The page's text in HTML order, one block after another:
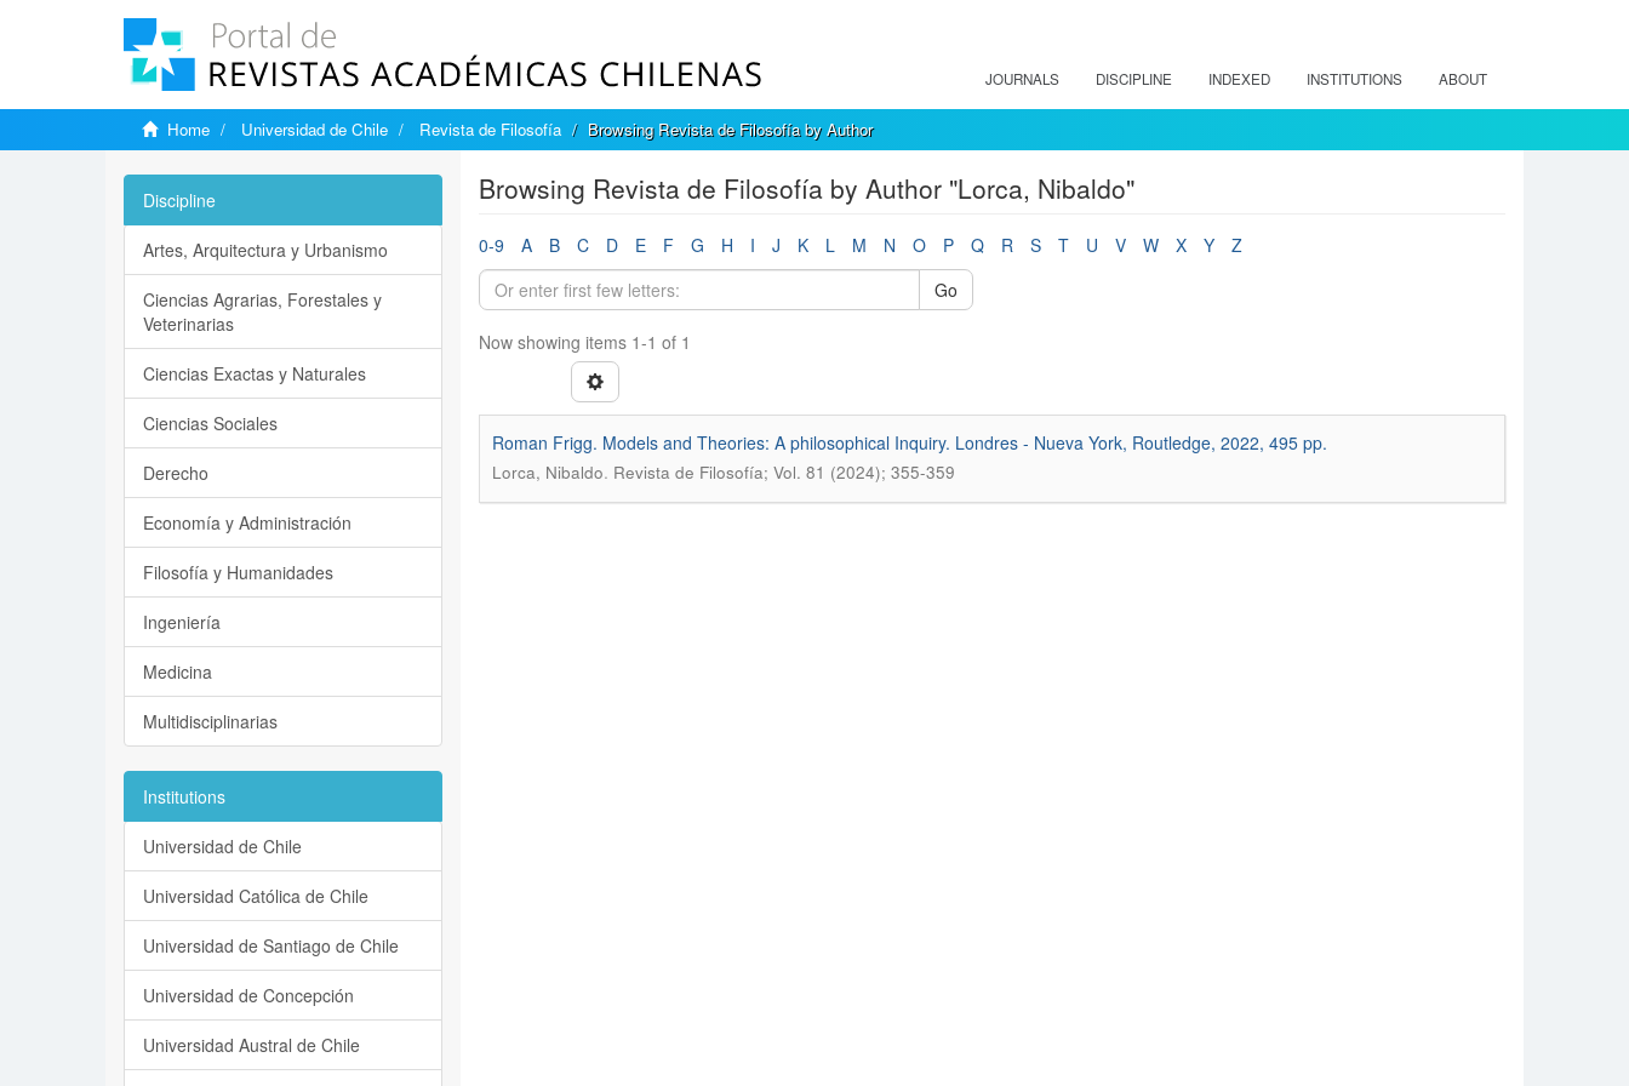
JOURNALS DISCIPLINE INDEXED INSTITUTIONS ABOUT
Home Universidad de Chile Revista de Filosofía Browsing Revista de Filosofía by Author
Browsing Revista de Filosofía by Author "Lorca, Nibaldo"
0-9 A B C D E F G H I J K L M N O P Q R S T U V W X Y
Z
Go
Now showing items 1-1 of 1
Roman Frigg. Models and Theories: A philosophical Inquiry. Londres - Nueva York, Routledge, 2022, 495 pp.
Lorca, Nibaldo. Revista de Filosofía; Vol. 81 (2024); 355-359
Discipline
Artes, Arquitectura y Urbanismo
Ciencias Agrarias, Forestales y
Veterinarias
Ciencias Exactas y Naturales
Ciencias Sociales
Derecho
Economía y Administración
Filosofía y Humanidades
Ingeniería
Medicina
Multidisciplinarias
Institutions
Universidad de Chile
Universidad Católica de Chile
Universidad de Santiago de Chile
Universidad de Concepción
Universidad Austral de Chile